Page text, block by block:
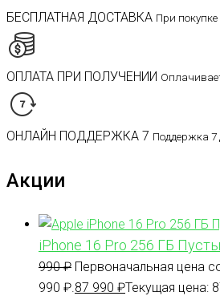
БЕСПЛАТНАЯ ДОСТАВКА При покупке
ОПЛАТА ПРИ ПОЛУЧЕНИИ
ОНЛАЙН ПОДДЕРЖКА 7 Поддержка 7
Акции
iPhone 16 Pro 256 ГБ
990₽ Первоначальная цена
990 ₽. 87 990 ₽Текущая цена: